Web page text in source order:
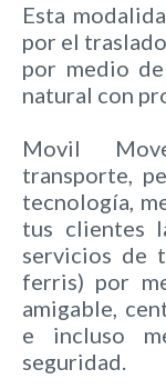
Esta
por el
por medio
natural con
Movil
transporte,
tecnología,
tus clientes
servicios de
ferris) por
amigable,
e incluso
seguridad.